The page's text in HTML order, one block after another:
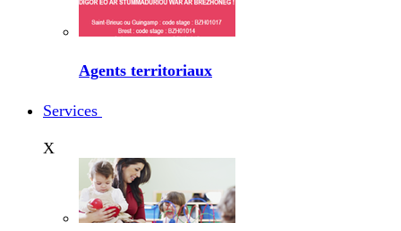
Agents territoriaux
Services
X